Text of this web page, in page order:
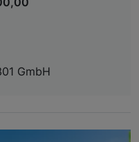
GmbH